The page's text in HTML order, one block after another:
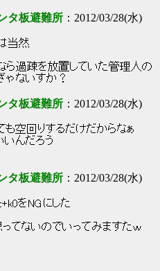
タ板避難所 ：2012/03/28(水)
当然
ら過疎を放置していた管理人の
ゃないすか？
タ板避難所 ：2012/03/28(水)
空回りするだけだからなぁ
んだろう
タ板避難所 ：2012/03/28(水)
をNGにした
てないのでいってみますたｗ